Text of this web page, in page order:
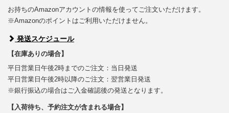
お持ちのAmazonアカウントの情報を使ってご注文いただけます。
※Amazonのポイントはご利用いただけません。
発送スケジュール
【在庫ありの場合】
平日営業日午後2時までのご注文：当日発送
平日営業日午後2時以降のご注文：翌営業日発送
※銀行振込の場合はご入金確認後の発送となります。
【入荷待ち、予約注文が含まれる場合】